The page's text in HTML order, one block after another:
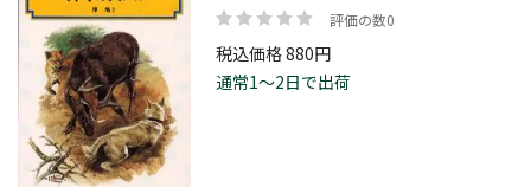
評価の数0
税込価格 880円
通常1～2日で出荷